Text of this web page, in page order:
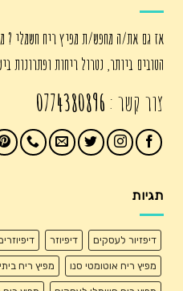
אז גם את/ה מחפש/ת מפיץ ריח חשמלי ?
הטובים ביותר, נטרול ריחות ופתרונות
צור קשר : 0774380896
תגיות
דיפזיור לעסקים דיפיוזר
מפיץ ריח אוטומטי סנו מפיץ ריח ביתי